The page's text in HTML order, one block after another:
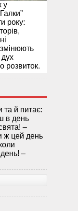
у
року:
дух
розвиток.
та й питає:
в день
–
ж цей день
–